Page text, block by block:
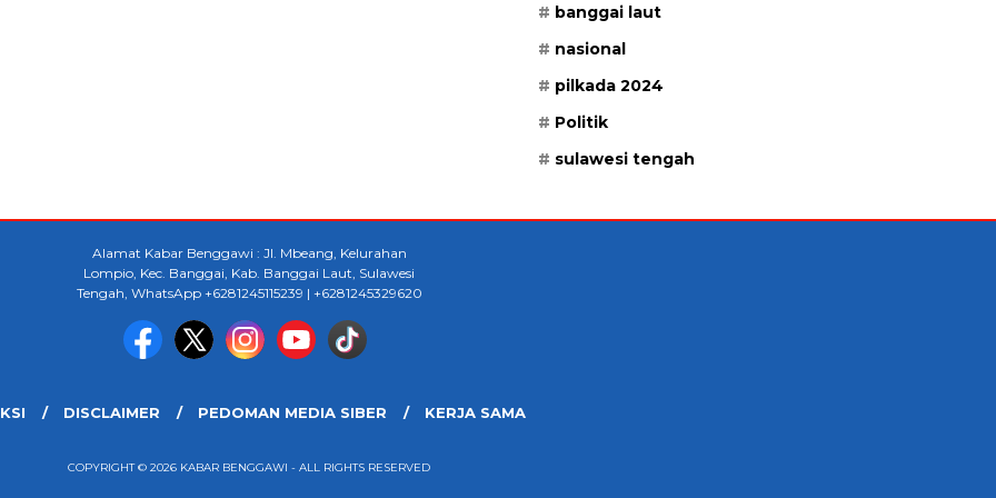
banggai laut
nasional
pilkada 2024
Politik
sulawesi tengah
Alamat Kabar Benggawi : Jl. Mbeang, Kelurahan
Lompio, Kec. Banggai, Kab. Banggai Laut, Sulawesi
Tengah, WhatsApp +6281245115239 | +6281245329620
DISCLAIMER PEDOMAN MEDIA SIBER KERJA SAMA
COPYRIGHT © 2026 KABAR BENGGAWI - ALL RIGHTS RESERVED